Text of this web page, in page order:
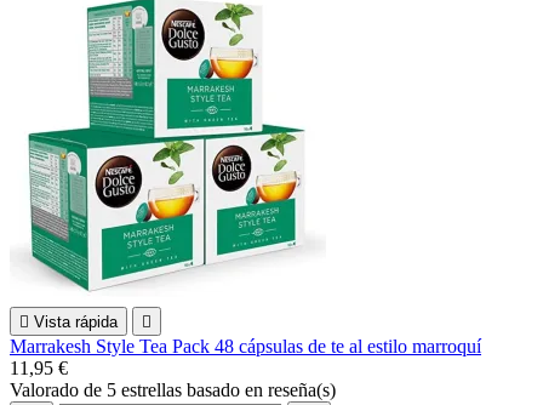
 Vista rápida 
Marrakesh Style Tea Pack 48 cápsulas de te al estilo marroquí
11,95 €
Valorado de 5 estrellas basado en reseña(s)